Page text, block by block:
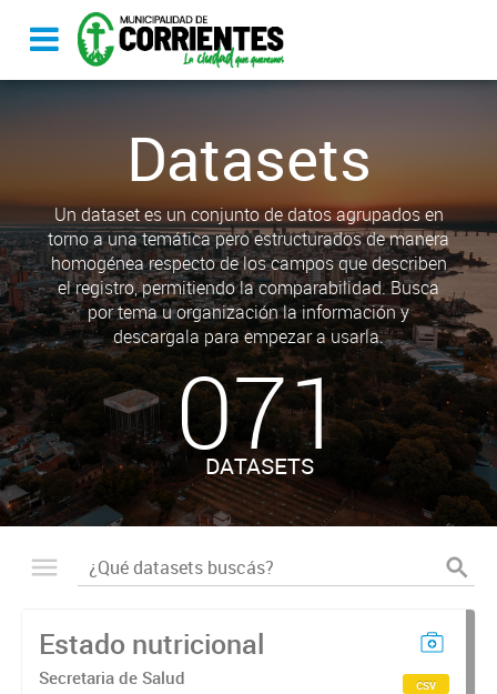
Datasets
Un dataset es un conjunto de datos agrupados en
torno a una temática pero estructurados de manera
homogénea respecto de los campos que describen
el registro, permitiendo la comparabilidad. Busca
por tema u organización la información y
descargala para empezar a usarla.
071
DATASETS
Estado nutricional
Secretaria de Salud csv